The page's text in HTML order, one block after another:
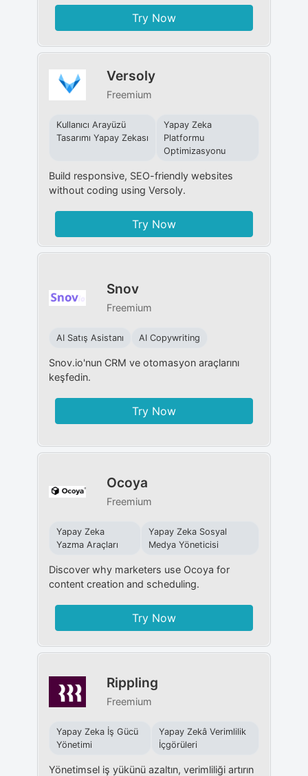
Try Now
Versoly
Freemium
Kullanıcı Arayüzü
Tasarımı Yapay Zekası
Yapay Zeka
Platformu
Optimizasyonu
Build responsive, SEO-friendly websites
without coding using Versoly.
Try Now
Snov
Freemium
AI Satış Asistanı AI Copywriting
Snov.io'nun CRM ve otomasyon araçlarını
keşfedin.
Try Now
Ocoya
Freemium
Yapay Zeka
Yazma Araçları
Yapay Zeka Sosyal
Medya Yöneticisi
Discover why marketers use Ocoya for
content creation and scheduling.
Try Now
Rippling
Freemium
Yapay Zeka İş Gücü
Yönetimi
Yapay Zekâ Verimlilik
İçgörüleri
Yönetimsel iş yükünü azaltın, verimliliği artırın